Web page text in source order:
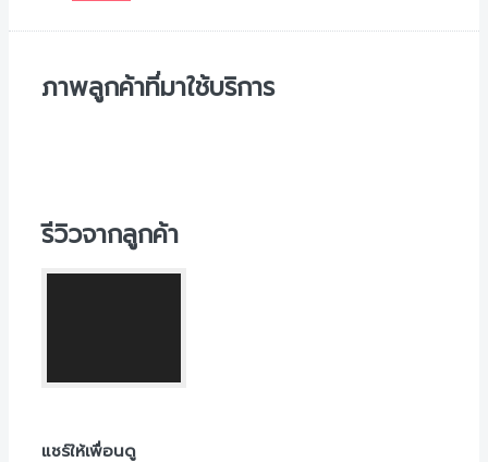
ภาพลูกค้าที่มาใช้บริการ
รีวิวจากลูกค้า